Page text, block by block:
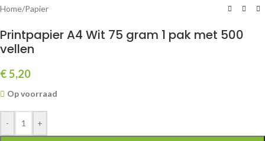
Home/Papier
Printpapier A4 Wit 75 gram 1 pak met 500
vellen
€5,20
Op voorraad
- +